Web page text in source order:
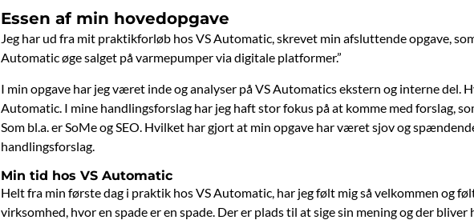
Essen af min hovedopgave
Jeg har ud fra mit praktikforløb hos VS Automatic, skrevet min afsluttende opgave,
Automatic øge salget på varmepumper via digitale platformer.”
I min opgave har jeg været inde og analyser på VS Automatics ekstern og interne
Automatic. I mine handlingsforslag har jeg haft stor fokus på at komme med forslag,
Som bl.a. er SoMe og SEO. Hvilket har gjort at min opgave har været sjov og
handlingsforslag.
Min tid hos VS Automatic
Helt fra min første dag i praktik hos VS Automatic, har jeg følt mig så velkommen og
virksomhed, hvor en spade er en spade. Der er plads til at sige sin mening og der